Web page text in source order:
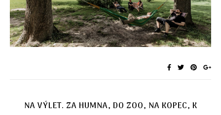
NA VÝLET. ZA HUMNA, DO ZOO, NA KOPEC, K